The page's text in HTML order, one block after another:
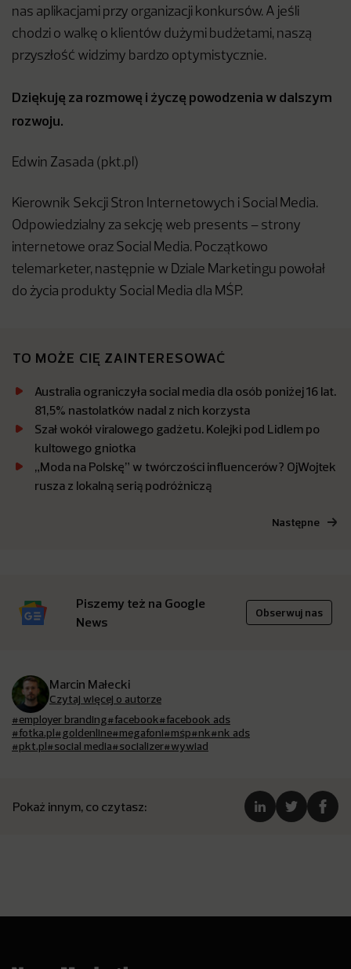
nas aplikacjami przy organizacji konkursów. A jeśli
chodzi o walkę o klientów dużymi budżetami, naszą
przyszłość widzimy bardzo optymistycznie.
Dziękuję za rozmowę i życzę powodzenia w dalszym
rozwoju.
Edwin Zasada (pkt.pl)
Kierownik Sekcji Stron Internetowych i Social Media.
Odpowiedzialny za sekcję web presents – strony
internetowe oraz Social Media. Początkowo
telemarketer, następnie w Dziale Marketingu powołał
do życia produkty Social Media dla MŚP.
TO MOŻE CIĘ ZAINTERESOWAĆ
Australia ograniczyła social media dla osób poniżej 16 lat.
81,5% nastolatków nadal z nich korzysta
Szał wokół viralowego gadżetu. Kolejki pod Lidlem po
kultowego gniotka
„Moda na Polskę” w twórczości influencerów? OjWojtek
rusza z lokalną serią podróżniczą
Następne
Piszemy też na Google
News
Obserwuj nas
Marcin Małecki
Czytaj więcej o autorze
#employer branding#facebook#facebook ads
#fotka.pl#goldenline#megafoni#mśp#nk#nk ads
#pkt.pl#social media#socializer#wywiad
Pokaż innym, co czytasz: